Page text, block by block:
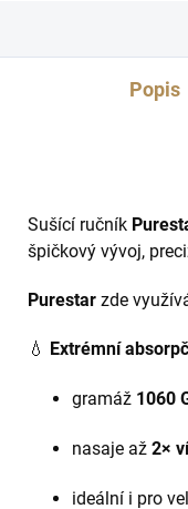
Popis
Sušící ručník
špičkový vývoj,
Purestar zde
💧 Extrémní
gramáž 1060
nasaje až 2×
ideální i pro